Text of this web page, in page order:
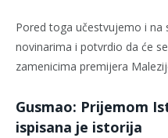
Pored toga učestvujemo i na
novinarima i potvrdio da će
zamenicima premijera
Gusmao: Prijemom
ispisana je istorija